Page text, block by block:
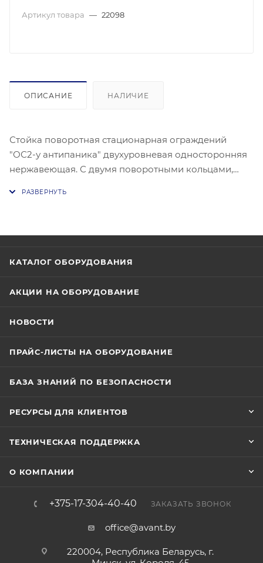
Артикул товара — 22098
ОПИСАНИЕ НАЛИЧИЕ
Стойка поворотная стационарная ограждений
"ОС2-у антипаника" двухуровневая односторонняя
нержавеющая. С двумя поворотными кольцами,
КАТАЛОГ ОБОРУДОВАНИЯ
АКЦИИ НА ОБОРУДОВАНИЕ
НОВОСТИ
ПРАЙС-ЛИСТЫ НА ОБОРУДОВАНИЕ
БАЗА ЗНАНИЙ ПО БЕЗОПАСНОСТИ
РЕСУРСЫ ДЛЯ КЛИЕНТОВ
ТЕХНИЧЕСКАЯ ПОДДЕРЖКА
О КОМПАНИИ
+375-17-304-40-40 ЗАКАЗАТЬ ЗВОНОК
office@avant.by
220004, Республика Беларусь, г.